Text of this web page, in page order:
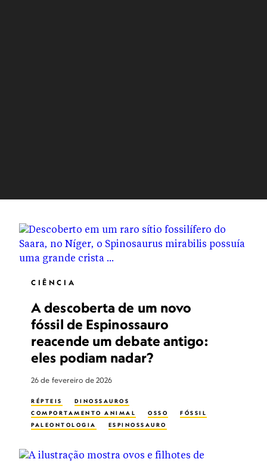
CIÊNCIA
A descoberta de um novo
fóssil de Espinossauro
reacende um debate antigo:
eles podiam nadar?
26 de fevereiro de 2026
RÉPTEIS
DINOSSAUROS
COMPORTAMENTO ANIMAL
OSSO
FÓSSIL
PALEONTOLOGIA
ESPINOSSAURO